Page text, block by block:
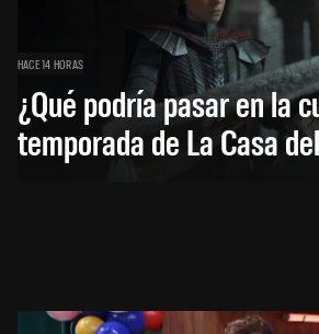
HACE 14 HORAS
¿Qué podría pasar en la
temporada de La Casa